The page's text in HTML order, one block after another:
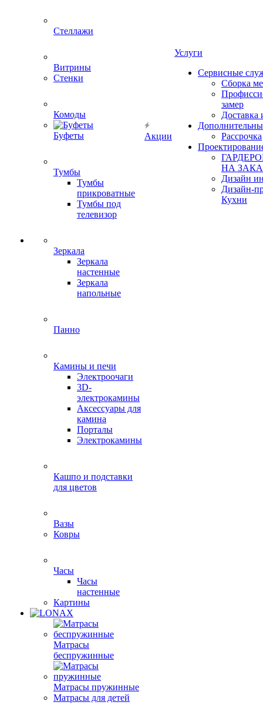
Стеллажи
Витрины
Стенки
Комоды
Буфеты
Тумбы
Тумбы
прикроватные
Тумбы под
телевизор
Зеркала
Зеркала
настенные
Зеркала
напольные
Панно
Камины и печи
Электроочаги
3D-
электрокамины
Аксессуары для
камина
Порталы
Электрокамины
Кашпо и подставки
для цветов
Вазы
Ковры
Часы
Часы
настенные
Картины
Матрасы
беспружинные
Матрасы пружинные
Матрасы для детей
Акции
Услуги
Сервисные
Сборка
замер
Доставка
Рассрочка
НА
Дизайн
Дизайн-
Кухни